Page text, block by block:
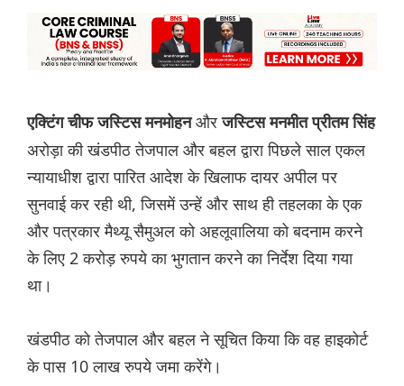
एक्टिंग चीफ जस्टिस मनमोहनऔरजस्टिस मनमीत प्रीतम सिंह
अरोड़ा की खंडपीठ तेजपाल और बहल द्वारा पिछले साल एकल
न्यायाधीश द्वारा पारित आदेश के खिलाफ दायर अपील पर
सुनवाई कर रही थी, जिसमें उन्हें और साथ ही तहलका के एक
और पत्रकार मैथ्यू सैमुअल को अहलूवालिया को बदनाम करने
के लिए 2 करोड़ रुपये का भुगतान करने का निर्देश दिया गया
था।
खंडपीठ को तेजपाल और बहल ने सूचित किया कि वह हाइकोर्ट
के पास 10 लाख रुपये जमा करेंगे।